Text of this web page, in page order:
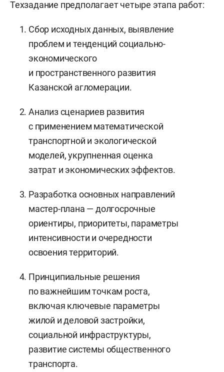
Техзадание предполагает четыре этапа работ:
Сбор исходных данных, выявление
проблем и тенденций социально-
экономического
и пространственного развития
Казанской агломерации.
Анализ сценариев развития
с применением математической
транспортной и экологической
моделей, укрупненная оценка
затрат и экономических эффектов.
Разработка основных направлений
мастер-плана — долгосрочные
ориентиры, приоритеты, параметры
интенсивности и очередности
освоения территорий.
Принципиальные решения
по важнейшим точкам роста,
включая ключевые параметры
жилой и деловой застройки,
социальной инфраструктуры,
развитие системы общественного
транспорта.